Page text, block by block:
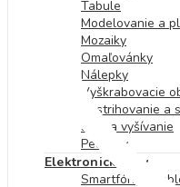
Tabule
Modelovanie a
Mozaiky
Omaľovánky
Nálepky
Vyškrabovacie
Vystrihovanie a
Šitie a vyšívanie
Pečiatky
Elektronické hry
Smartfóny a